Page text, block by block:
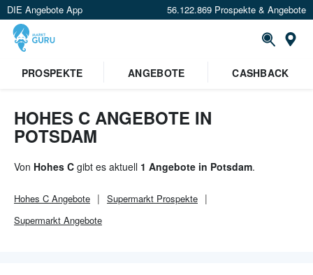
DIE Angebote App 56.122.869 Prospekte & Angebote
PROSPEKTE ANGEBOTE CASHBACK
HOHES C ANGEBOTE IN
POTSDAM
Von Hohes C gibt es aktuell 1 Angebote in Potsdam.
Hohes C Angebote Supermarkt Prospekte
Supermarkt Angebote